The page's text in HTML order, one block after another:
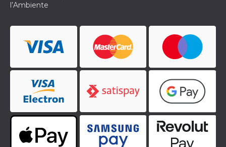
l’Ambiente